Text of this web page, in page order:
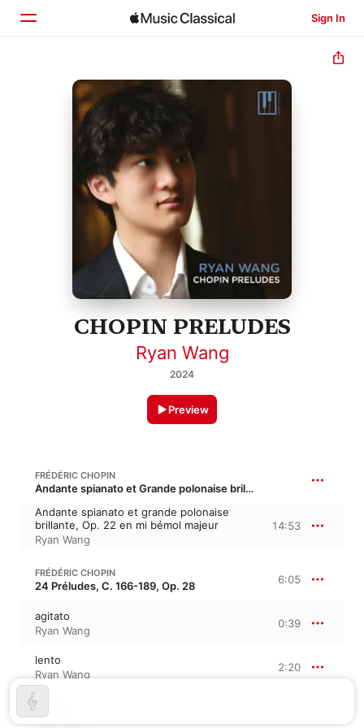
Sign In
Home
Browse
Search
CHOPIN PRELUDES
Ryan Wang
2024
Preview
FRÉDÉRIC CHOPIN
Andante spianato et Grande polonaise brillante in E-Flat Major, B. 58, Op. 22
Andante spianato et grande polonaise
brillante, Op. 22 en mi bémol majeur
Ryan Wang
14:53
FRÉDÉRIC CHOPIN
24 Préludes, C. 166-189, Op. 28 6:05
agitato
Ryan Wang
0:39
lento
Ryan Wang
2:20
vivace
Ryan Wang